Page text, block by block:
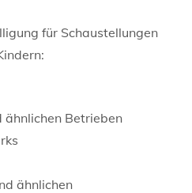
für Schaustellungen
ähnlichen Betrieben
ähnlichen